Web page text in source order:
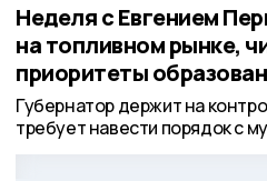
Неделя с Евгением
на топливном рынке,
приоритеты
Губернатор держит на
требует навести порядок с